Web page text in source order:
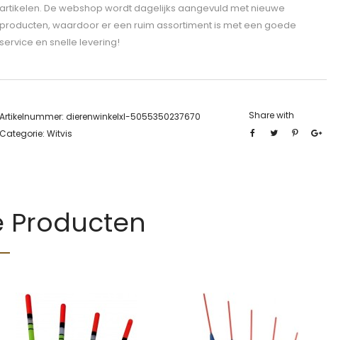
artikelen. De webshop wordt dagelijks aangevuld met nieuwe
producten, waardoor er een ruim assortiment is met een goede
service en snelle levering!
Artikelnummer: dierenwinkelxl-5055350237670
Categorie: Witvis
Share with
Producten